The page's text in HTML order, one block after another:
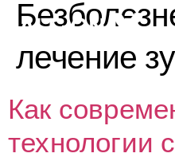
лечение
Как
технологии